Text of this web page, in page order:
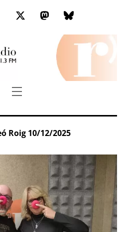
TwitterMastodonBluesky
Menu
Roig 10/12/2025